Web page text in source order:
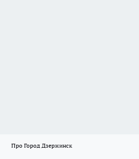
Про Город Дзержинск